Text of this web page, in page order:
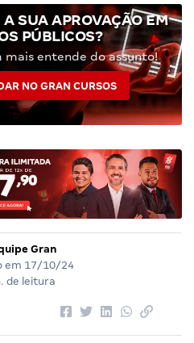
SUA APROVAÇÃO EM
PÚBLICOS?
mais entende do assunto!
NO GRAN CURSOS
Gran
em 17/10/24
de leitura